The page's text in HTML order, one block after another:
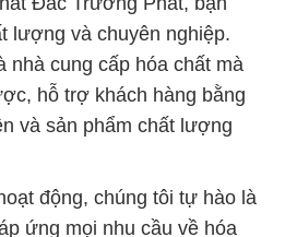
lượng và chuyên nghiệp.
nhà cung cấp hóa chất mà
hỗ trợ khách hàng bằng
và sản phẩm chất lượng
động, chúng tôi tự hào là
ứng mọi nhu cầu về hóa